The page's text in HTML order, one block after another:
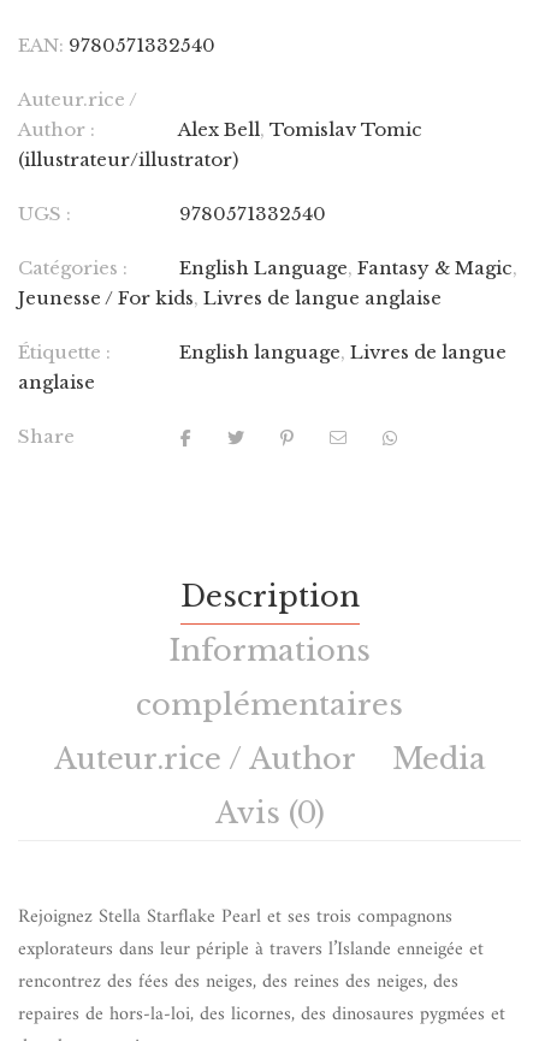
EAN: 9780571332540
Auteur.rice /
Author :
Alex Bell, Tomislav Tomic
(illustrateur/illustrator)
UGS : 9780571332540
Catégories : English Language, Fantasy & Magic,
Jeunesse / For kids, Livres de langue anglaise
Étiquette : English language, Livres de langue
anglaise
Share
Description
Informations
complémentaires
Auteur.rice / Author
Media
Avis (0)
Rejoignez Stella Starflake Pearl et ses trois compagnons
explorateurs dans leur périple à travers l’Islande enneigée et
rencontrez des fées des neiges, des reines des neiges, des
repaires de hors-la-loi, des licornes, des dinosaures pygmées et